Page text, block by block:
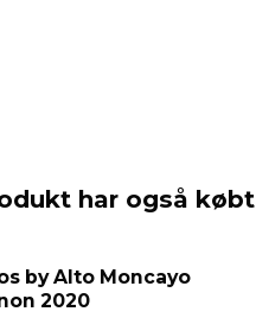
har også købt
by Alto Moncayo
2020